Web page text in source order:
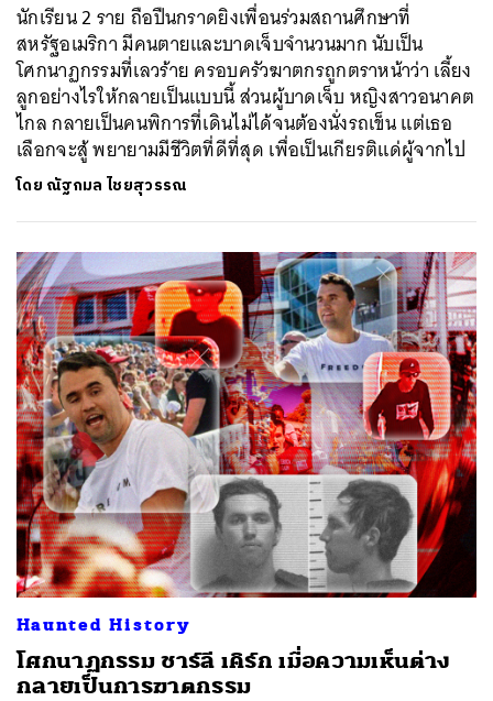
นักเรียน 2 ราย ถือปืนกราดยิงเพื่อนร่วมสถานศึกษาที่
สหรัฐอเมริกา มีคนตายและบาดเจ็บจำนวนมาก นับเป็น
โศกนาฏกรรมที่เลวร้าย ครอบครัวฆาตกรถูกตราหน้าว่า เลี้ยง
ลูกอย่างไรให้กลายเป็นแบบนี้ ส่วนผู้บาดเจ็บ หญิงสาวอนาคต
ไกล กลายเป็นคนพิการที่เดินไม่ได้จนต้องนั่งรถเข็น แต่เธอ
เลือกจะสู้ พยายามมีชีวิตที่ดีที่สุด เพื่อเป็นเกียรติแด่ผู้จากไป
โดย ณัฐกมล ไชยสุวรรณ
Haunted History
โศกนาฏกรรม ชาร์ลี เคิร์ก เมื่อความเห็นต่าง
กลายเป็นการฆาตกรรม